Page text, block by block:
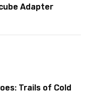
Adapter
Trails of Cold